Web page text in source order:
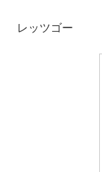
レッツゴー